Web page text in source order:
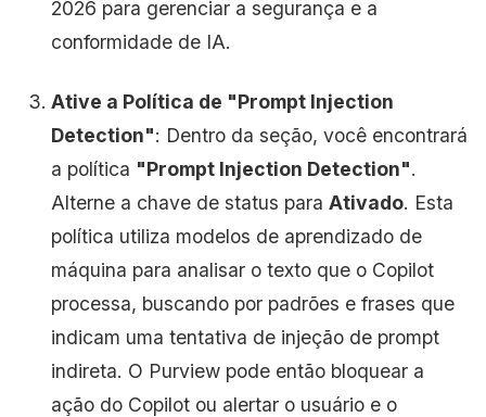
2026 para gerenciar a segurança e a
conformidade de IA.
Ative a Política de "Prompt Injection
Detection": Dentro da seção, você encontrará
a política "Prompt Injection Detection".
Alterne a chave de status para Ativado. Esta
política utiliza modelos de aprendizado de
máquina para analisar o texto que o Copilot
processa, buscando por padrões e frases que
indicam uma tentativa de injeção de prompt
indireta. O Purview pode então bloquear a
ação do Copilot ou alertar o usuário e o